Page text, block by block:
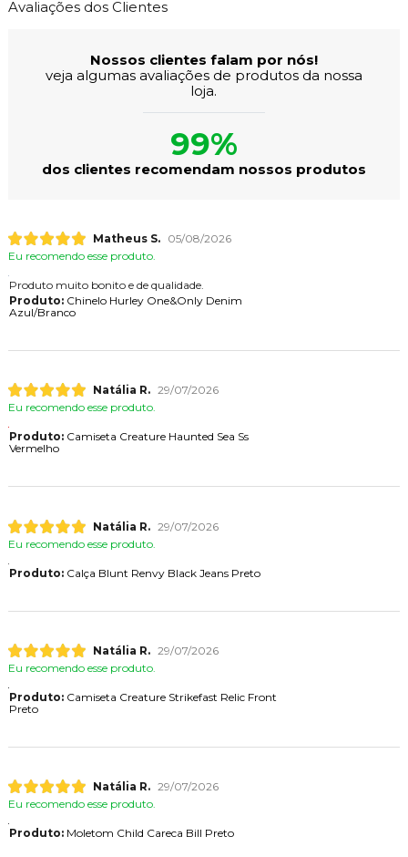
Avaliações dos Clientes
Nossos clientes falam por nós!
veja algumas avaliações de produtos da nossa
loja.
99%
dos clientes recomendam nossos produtos
Matheus S.
05/08/2026
Eu recomendo esse produto.
Produto muito bonito e de qualidade.
Produto:Chinelo Hurley One&Only Denim
Azul/Branco
Natália R. 29/07/2026
Eu recomendo esse produto.
Produto:Camiseta Creature Haunted Sea Ss
Vermelho
Natália R. 29/07/2026
Eu recomendo esse produto.
Produto:Calça Blunt Renvy Black Jeans Preto
Natália R. 29/07/2026
Eu recomendo esse produto.
Produto:Camiseta Creature Strikefast Relic Front
Preto
Natália R. 29/07/2026
Eu recomendo esse produto.
Produto:Moletom Child Careca Bill Preto